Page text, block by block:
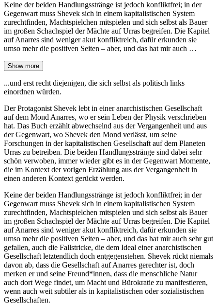
Keine der beiden Handlungsstränge ist jedoch konfliktfrei; in der
Gegenwart muss Shevek sich in einem kapitalistischen System
zurechtfinden, Machtspielchen mitspielen und sich selbst als Bauer
im großen Schachspiel der Mächte auf Urras begreifen. Die Kapitel
auf Anarres sind weniger akut konfliktreich, dafür erkunden sie
umso mehr die positiven Seiten – aber, und das hat mir auch …
Show more
...und erst recht diejenigen, die sich selbst als politisch links
einordnen würden.
Der Protagonist Shevek lebt in einer anarchistischen Gesellschaft
auf dem Mond Anarres, wo er sein Leben der Physik verschrieben
hat. Das Buch erzählt abwechselnd aus der Vergangenheit und aus
der Gegenwart, wo Shevek den Mond verlässt, um seine
Forschungen in der kapitalistischen Gesellschaft auf dem Planeten
Urras zu betreiben. Die beiden Handlungsstränge sind dabei sehr
schön verwoben, immer wieder gibt es in der Gegenwart Momente,
die im Kontext der vorigen Erzählung aus der Vergangenheit in
einen anderen Kontext gerückt werden.
Keine der beiden Handlungsstränge ist jedoch konfliktfrei; in der
Gegenwart muss Shevek sich in einem kapitalistischen System
zurechtfinden, Machtspielchen mitspielen und sich selbst als Bauer
im großen Schachspiel der Mächte auf Urras begreifen. Die Kapitel
auf Anarres sind weniger akut konfliktreich, dafür erkunden sie
umso mehr die positiven Seiten – aber, und das hat mir auch sehr gut
gefallen, auch die Fallstricke, die dem Ideal einer anarchistischen
Gesellschaft letztendlich doch entgegenstehen. Shevek rückt niemals
davon ab, dass die Gesellschaft auf Anarres gerechter ist, doch
merken er und seine Freund*innen, dass die menschliche Natur
auch dort Wege findet, um Macht und Bürokratie zu manifestieren,
wenn auch weit subtiler als in kapitalistischen oder sozialistischen
Gesellschaften.